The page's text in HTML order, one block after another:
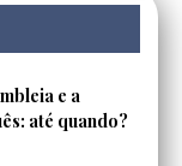
e a
até quando?